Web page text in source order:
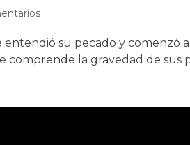
su pecado y comenzó
la gravedad de sus